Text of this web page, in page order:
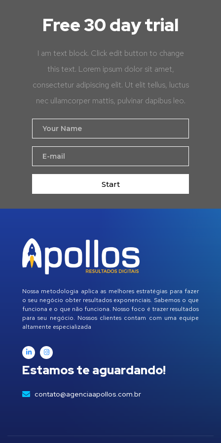
Free 30 day trial
I am text block. Click edit button to change
this text. Lorem ipsum dolor sit amet,
consectetur adipiscing elit. Ut elit tellus, luctus
nec ullamcorper mattis, pulvinar dapibus leo.
Start
Nossa metodologia aplica as melhores estratégias para fazer
o seu negócio obter resultados exponenciais. Sabemos o que
funciona e o que não funciona. Nosso foco é trazer resultados
para seu negócio. Nossos clientes contam com uma equipe
altamente especializada
Estamos te aguardando!
contato@agenciaapollos.com.br